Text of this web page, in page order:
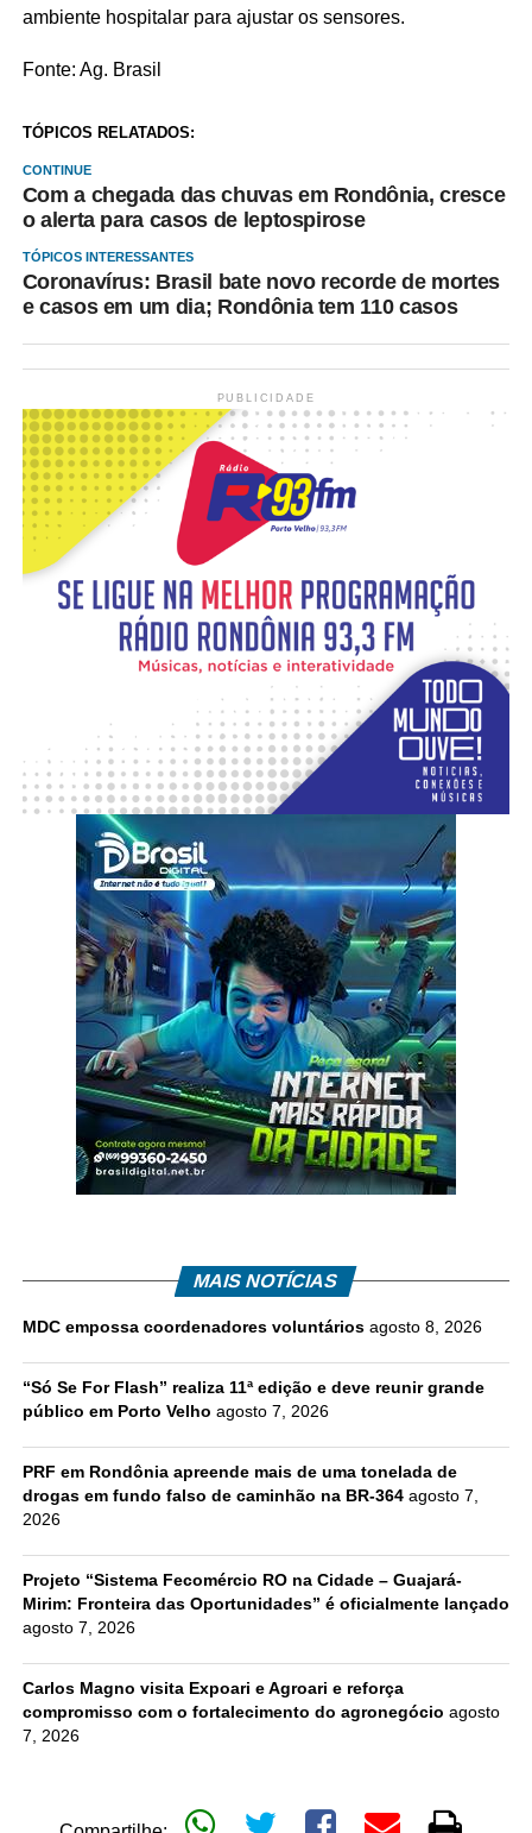
ambiente hospitalar para ajustar os sensores.
Fonte: Ag. Brasil
TÓPICOS RELATADOS:
CONTINUE
Com a chegada das chuvas em Rondônia, cresce
o alerta para casos de leptospirose
TÓPICOS INTERESSANTES
Coronavírus: Brasil bate novo recorde de mortes
e casos em um dia; Rondônia tem 110 casos
PUBLICIDADE
MAIS NOTÍCIAS
MDC empossa coordenadores voluntários agosto 8, 2026
“Só Se For Flash” realiza 11ª edição e deve reunir grande
público em Porto Velho agosto 7, 2026
PRF em Rondônia apreende mais de uma tonelada de
drogas em fundo falso de caminhão na BR-364 agosto 7,
2026
Projeto “Sistema Fecomércio RO na Cidade – Guajará-
Mirim: Fronteira das Oportunidades” é oficialmente lançado
agosto 7, 2026
Carlos Magno visita Expoari e Agroari e reforça
compromisso com o fortalecimento do agronegócio agosto
7, 2026